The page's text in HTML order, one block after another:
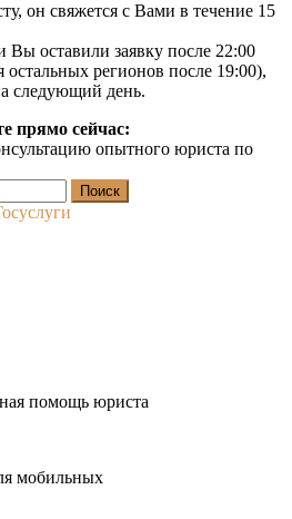
он свяжется с Вами в течение 15
Вы оставили заявку после 22:00
регионов после 19:00),
следующий день.
прямо сейчас:
опытного юриста по
помощь юриста
мобильных